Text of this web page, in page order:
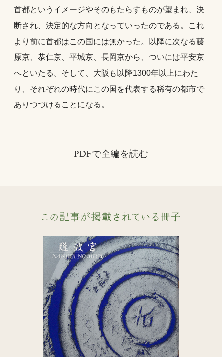
首都というイメージやそのもたらすものが望まれ、決
断され、決定的な方向となっていったのである。これ
より前に首都はこの国には無かった。以降に次なる藤
原京、恭仁京、平城京、長岡京から、ついには平安京
へといたる。そして、大阪も以降1300年以上にわた
り、それぞれの時代にこの国を代表する稀有の都市で
ありつづけることになる。
PDFで全編を読む